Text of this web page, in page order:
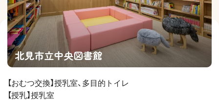
北見市立中央図書館
【おむつ交換】授乳室、多目的トイレ
【授乳】授乳室